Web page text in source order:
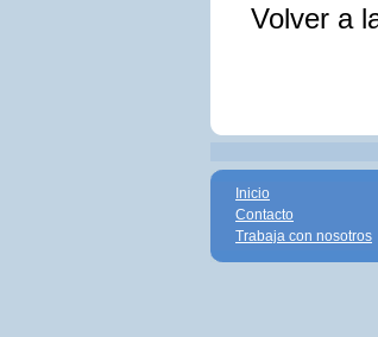
Volver a
Inicio
Contacto
Trabaja con nosotros